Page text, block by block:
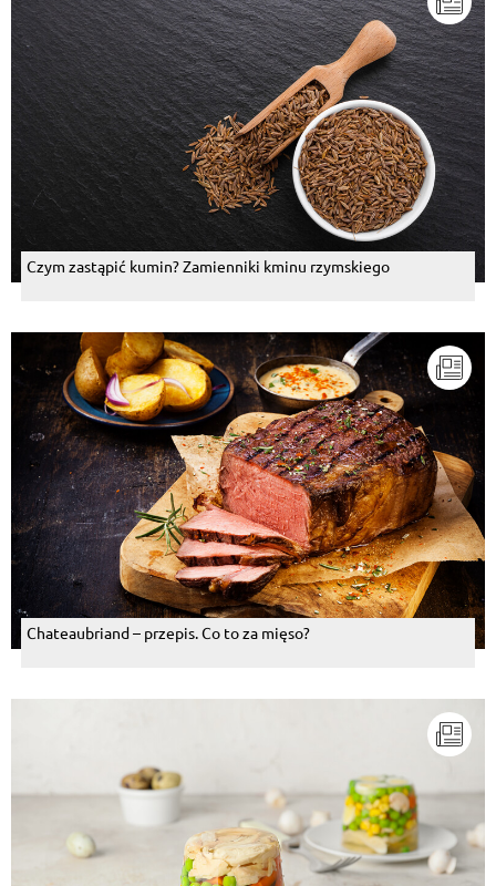
Czym zastąpić kumin? Zamienniki kminu rzymskiego
Chateaubriand – przepis. Co to za mięso?